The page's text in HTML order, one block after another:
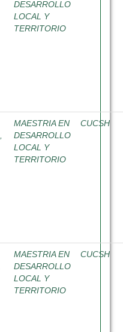
DESARROLLO
LOCAL Y
TERRITORIO
MAESTRIA EN
DESARROLLO
LOCAL Y
TERRITORIO
CUCSH
MAESTRIA EN
DESARROLLO
LOCAL Y
TERRITORIO
CUCSH